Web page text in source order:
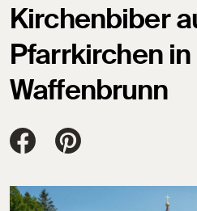
Kirchenbiber
Pfarrkirchen in
Waffenbrunn
Jacobi Dachziegel auf
Jacobi Dachziegel